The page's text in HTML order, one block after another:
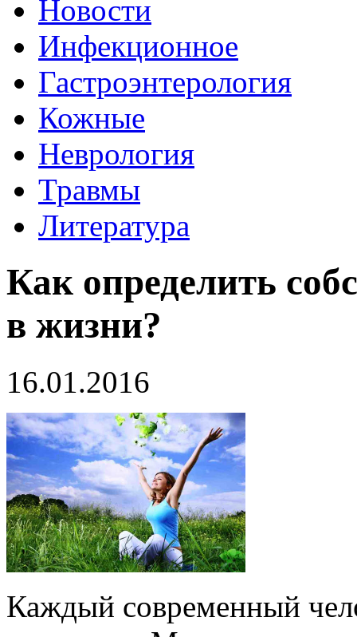
Новости
Инфекционное
Гастроэнтерология
Кожные
Неврология
Травмы
Литература
Как определить
в жизни?
16.01.2016
Каждый современный